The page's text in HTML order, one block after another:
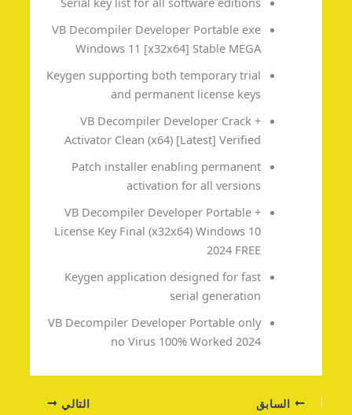
VB Decompiler Developer Portable exe
Windows 11 [x32x64] Stable MEGA
Keygen supporting both temporary trial
and permanent license keys
VB Decompiler Developer Crack +
Activator Clean (x64) [Latest] Verified
Patch installer enabling permanent
activation for all versions
VB Decompiler Developer Portable +
License Key Final (x32x64) Windows 10
2024 FREE
Keygen application designed for fast
serial generation
VB Decompiler Developer Portable only
no Virus 100% Worked 2024
السابق